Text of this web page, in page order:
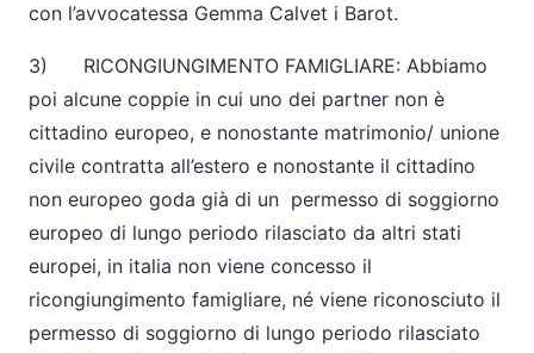
con l’avvocatessa Gemma Calvet i Barot.
3) RICONGIUNGIMENTO FAMIGLIARE: Abbiamo
poi alcune coppie in cui uno dei partner non è
cittadino europeo, e nonostante matrimonio/ unione
civile contratta all’estero e nonostante il cittadino
non europeo goda già di un permesso di soggiorno
europeo di lungo periodo rilasciato da altri stati
europei, in italia non viene concesso il
ricongiungimento famigliare, né viene riconosciuto il
permesso di soggiorno di lungo periodo rilasciato